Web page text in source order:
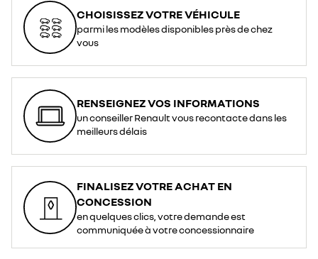
CHOISISSEZ VOTRE VÉHICULE
parmi les modèles disponibles près de chez
vous
RENSEIGNEZ VOS INFORMATIONS
un conseiller Renault vous recontacte dans les
meilleurs délais
FINALISEZ VOTRE ACHAT EN
CONCESSION
en quelques clics, votre demande est
communiquée à votre concessionnaire